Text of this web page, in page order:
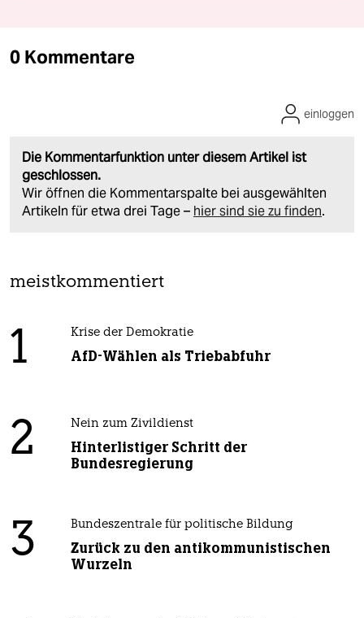
0 Kommentare
Die Kommentarfunktion unter diesem Artikel ist
geschlossen.
Wir öffnen die Kommentarspalte bei ausgewählten
Artikeln für etwa drei Tage – hier sind sie zu finden.
einloggen
meistkommentiert
1 Krise der Demokratie
AfD-Wählen als Triebabfuhr
2 Nein zum Zivildienst
Hinterlistiger Schritt der
Bundesregierung
3 Bundeszentrale für politische Bildung
Zurück zu den antikommunistischen
Wurzeln